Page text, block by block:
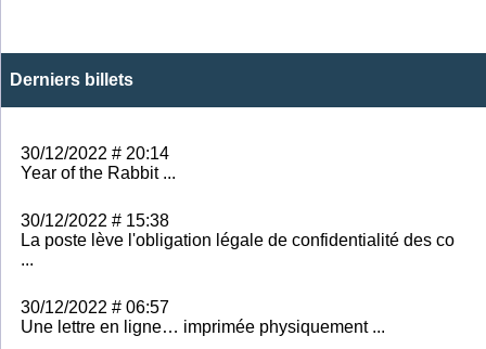
Derniers billets
30/12/2022 # 20:14
Year of the Rabbit ...
30/12/2022 # 15:38
La poste lève l'obligation légale de confidentialité des co
...
30/12/2022 # 06:57
Une lettre en ligne… imprimée physiquement ...